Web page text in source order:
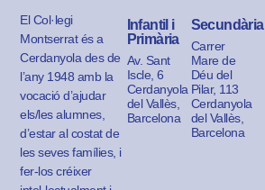
El Col·legi
Montserrat és a
Cerdanyola des de
l’any 1948 amb la
vocació d’ajudar
els/les alumnes,
d’estar al costat de
les seves famílies, i
fer-los créixer
Infantil i
Primària
Av. Sant
Iscle, 6
Cerdanyola
del Vallès,
Barcelona
Secundària
Carrer
Mare de
Déu del
Pilar, 113
Cerdanyola
del Vallès,
Barcelona